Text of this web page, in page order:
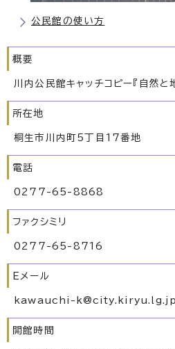
公民館の使い方
概要
川内公民館キャッチコピー『自然と
所在地
桐生市川内町5丁目17番地
電話
0277-65-8868
ファクシミリ
0277-65-8716
Eメール
kawauchi-k@city.kiryu.lg.jp
開館時間